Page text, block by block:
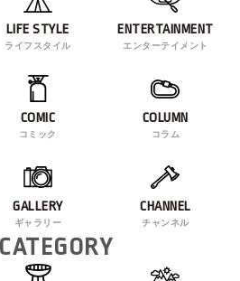
LIFE STYLE
ライフスタイル
ENTERTAINMENT
エンターテイメント
COMIC
コミック
COLUMN
コラム
GALLERY
ギャラリー
CHANNEL
チャンネル